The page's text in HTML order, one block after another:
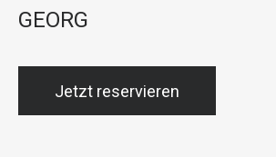
GEORG
Jetzt reservieren